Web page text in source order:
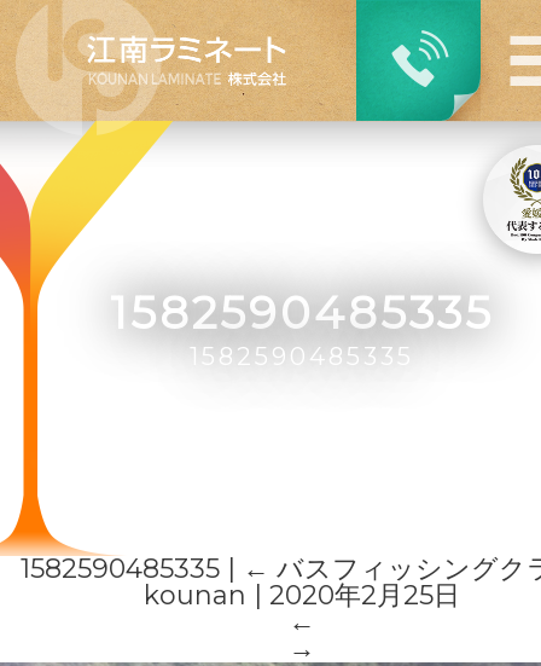
1582590485335
1582590485335 ←バスフィッシングク
kounan
2020年2月25日
←
→